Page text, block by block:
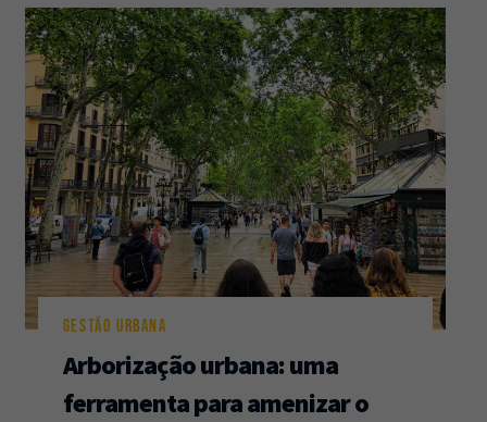
GESTÃO URBANA
Arborização urbana: uma
ferramenta para amenizar o